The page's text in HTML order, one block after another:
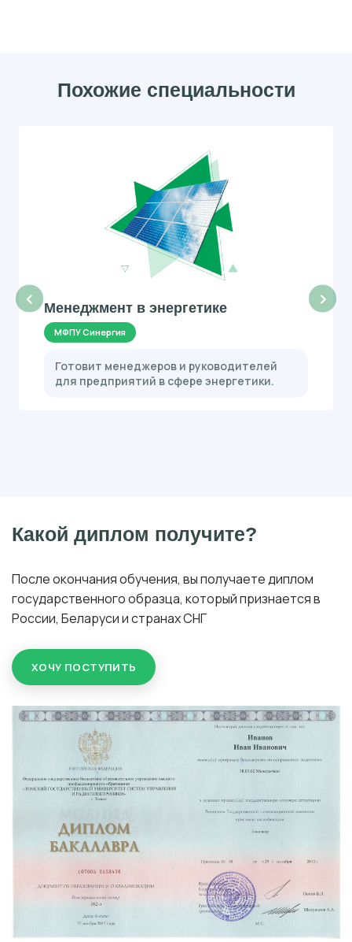
Похожие специальности
‹ Менеджмент в энергетике
МФПУ Синергия
Готовит менеджеров и руководителей
для предприятий в сфере энергетики.
›
Какой диплом получите?
После окончания обучения, вы получаете диплом
государственного образца, который признается в
России, Беларуси и странах СНГ
ХОЧУ ПОСТУПИТЬ